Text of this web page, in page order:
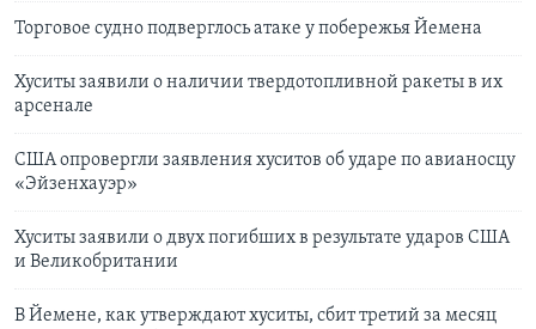
Торговое судно подверглось атаке у побережья Йемена
Хуситы заявили о наличии твердотопливной ракеты в их
арсенале
США опровергли заявления хуситов об ударе по авианосцу
«Эйзенхауэр»
Хуситы заявили о двух погибших в результате ударов США
и Великобритании
В Йемене, как утверждают хуситы, сбит третий за месяц